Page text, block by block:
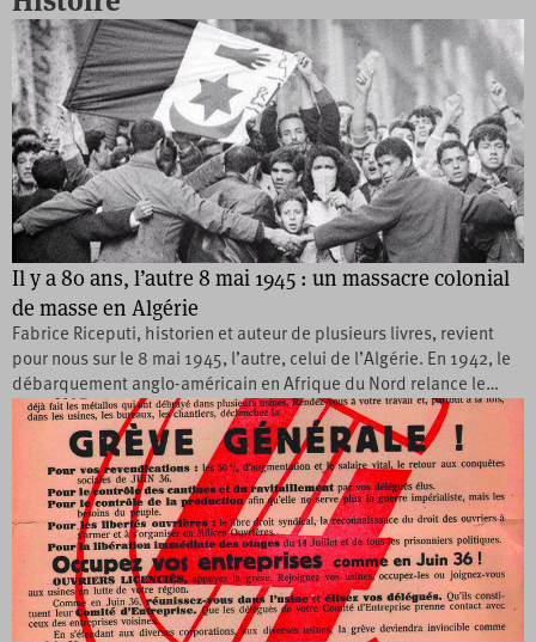
Il y a 80 ans, l’autre 8 mai 1945 : un massacre colonial
de masse en Algérie
Fabrice Riceputi, historien et auteur de plusieurs livres, revient
pour nous sur le 8 mai 1945, l’autre, celui de l’Algérie. En 1942, le
débarquement anglo-américain en Afrique du Nord relance le…